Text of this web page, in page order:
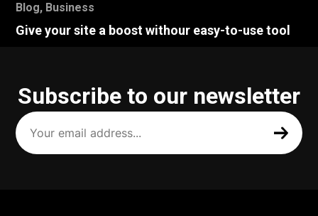
Blog, Business
Give your site a boost withour easy-to-use tool
Subscribe to our newsletter
Your
email
address
(Required)